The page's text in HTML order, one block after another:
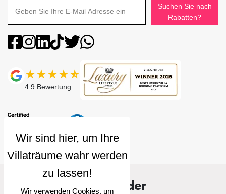
Suchen Sie nach
Rabatten?
4.9 Bewertung
Villa Finder
Wir verwenden Cookies, um